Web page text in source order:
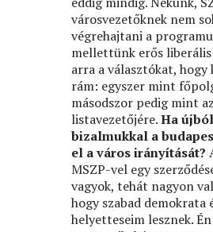
városvezetőknek nem
végrehajtani a
mellettünk erős
arra a választókat, hogy
rám: egyszer mint
másodszor pedig mint
listavezetőjére.Ha
bizalmukkal a
el a város irányítását?
MSZP-vel egy
vagyok, tehát nagyon
hogy szabad demokrata
helyetteseim lesznek.